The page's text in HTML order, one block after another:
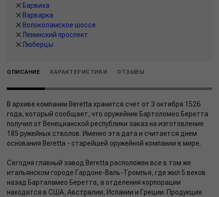
Барвиха
Варварка
Волоколамское шоссе
Ленинский проспект
Люберцы
ОПИСАНИЕ ХАРАКТЕРИСТИКИ ОТЗЫВЫ
В архиве компании Beretta хранится счет от 3 октября 1526
года, который сообщает, что оружейник Бартоломео Беретта
получил от Венецианской республики заказ на изготовление
185 ружейных стволов. Именно эта дата и считается днем
основания Beretta - старейшей оружейной компании в мире.
Сегодня главный завод Beretta расположен все в том же
итальянском городе Гардоне-Валь-Тромпья, где жил 5 веков
назад Барталамео Беретта, а отделения корпорации
находятся в США, Австралии, Испании и Греции. Продукция